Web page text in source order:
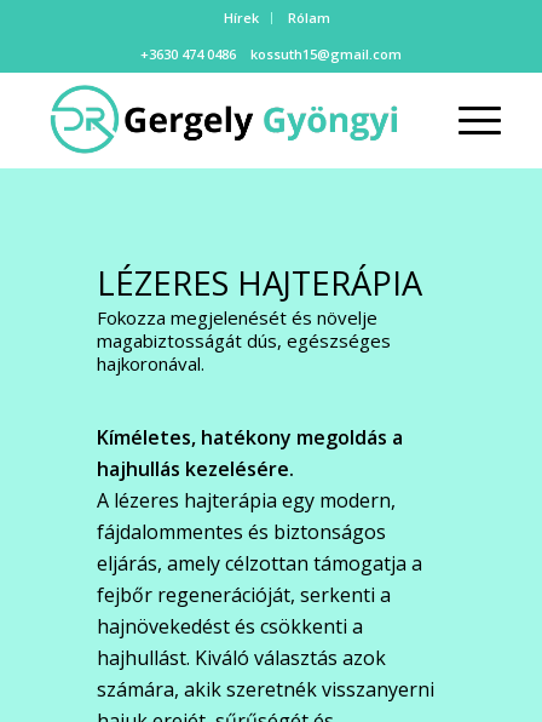
Hírek
Rólam
+3630 474 0486
kossuth15@gmail.com
LÉZERES HAJTERÁPIA
Fokozza megjelenését és növelje
magabiztosságát dús, egészséges
hajkoronával.
Kíméletes, hatékony megoldás a
hajhullás kezelésére.
A lézeres hajterápia egy modern,
fájdalommentes és biztonságos
eljárás, amely célzottan támogatja a
fejbőr regenerációját, serkenti a
hajnövekedést és csökkenti a
hajhullást. Kiváló választás azok
számára, akik szeretnék visszanyerni